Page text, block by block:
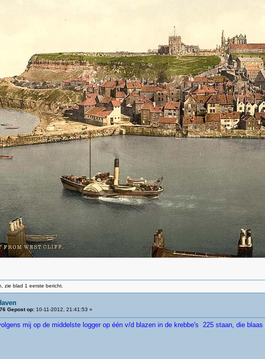
zie blad 1 eerste bericht.
Gepost op:10-11-2012, 21:41:53 »
mij op de middelste logger op één v/d blazen in de krebbe's 225 staan, die